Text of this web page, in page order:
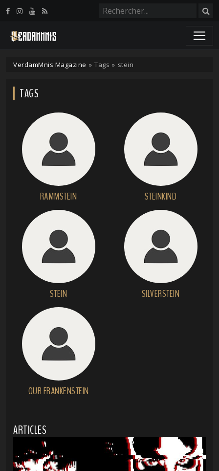
VerdamMnis Magazine » Tags » stein
TAGS
RAMMSTEIN STEINKIND
STEIN SILVERSTEIN
OUR FRANKENSTEIN
ARTICLES
Panneau de gestion des cookies